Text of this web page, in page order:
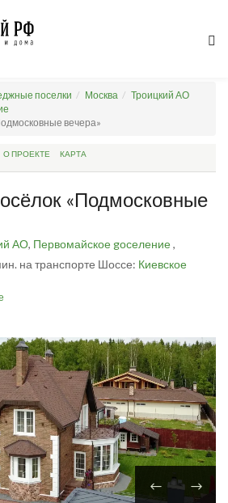
поселки Москва
Троицкий АО
вечера»
О ПРОЕКТЕ КАРТА
«Подмосковные
АО, Первомайское gоселение,
на транспорте Шоссе: Киевское